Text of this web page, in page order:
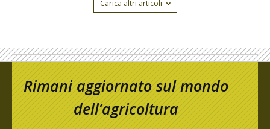
Carica altri articoli
Rimani aggiornato sul mondo
dell’agricoltura